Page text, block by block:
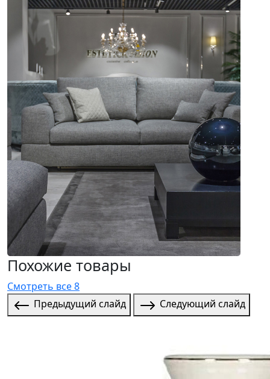
Похожие товары
Смотреть все 8
Предыдущий слайд
Следующий слайд